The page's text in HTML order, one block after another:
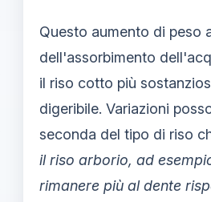
Questo aumento di peso
dell'assorbimento
il riso cotto più
digeribile. Variazioni
seconda del tipo di riso
il riso arborio, ad
rimanere più al dente